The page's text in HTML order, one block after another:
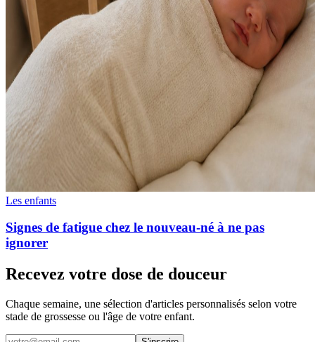
Les enfants
Signes de fatigue chez le nouveau-né à ne pas
ignorer
Recevez votre dose de douceur
Chaque semaine, une sélection d'articles personnalisés selon votre
stade de grossesse ou l'âge de votre enfant.